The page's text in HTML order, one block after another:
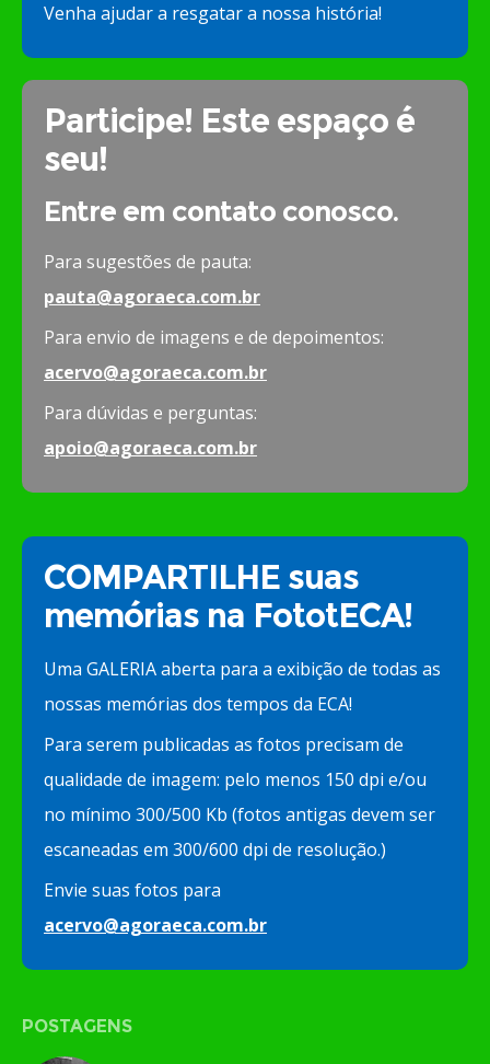
Venha ajudar a resgatar a nossa história!
Participe! Este espaço é
seu!
Entre em contato conosco.
Para sugestões de pauta:
pauta@agoraeca.com.br
Para envio de imagens e de depoimentos:
acervo@agoraeca.com.br
Para dúvidas e perguntas:
apoio@agoraeca.com.br
COMPARTILHE suas
memórias na FototECA!
Uma GALERIA aberta para a exibição de todas as
nossas memórias dos tempos da ECA!
Para serem publicadas as fotos precisam de
qualidade de imagem: pelo menos 150 dpi e/ou
no mínimo 300/500 Kb (fotos antigas devem ser
escaneadas em 300/600 dpi de resolução.)
Envie suas fotos para
acervo@agoraeca.com.br
POSTAGENS